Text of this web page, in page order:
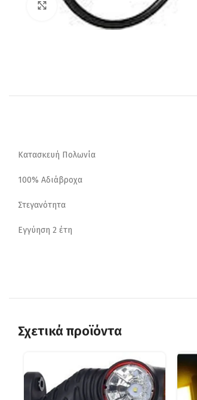
Click to enlarge
Κατασκευή Πολωνία
100% Αδιάβροχα
Στεγανότητα
Εγγύηση 2 έτη
Σχετικά προϊόντα